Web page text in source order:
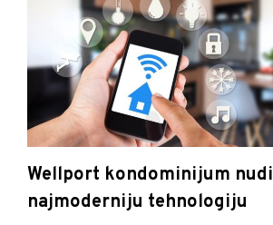
Wellport kondominijum nudi
najmoderniju tehnologiju